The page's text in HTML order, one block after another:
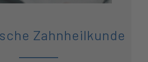
Zahnheilkunde